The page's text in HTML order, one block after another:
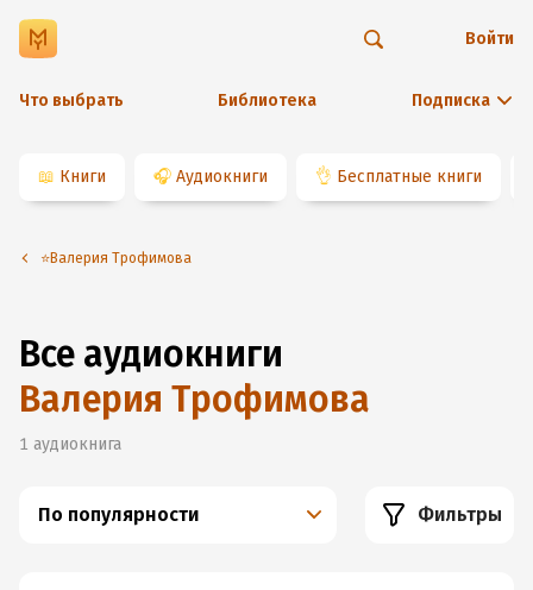
Что выбрать Библиотека Подписка
Войти
📖 Книги 🎧 Аудиокниги 👌 Бесплатные книги
⭐️Валерия Трофимова
Все аудиокниги
Валерия Трофимова
1 аудиокнига
По популярности Фильтры